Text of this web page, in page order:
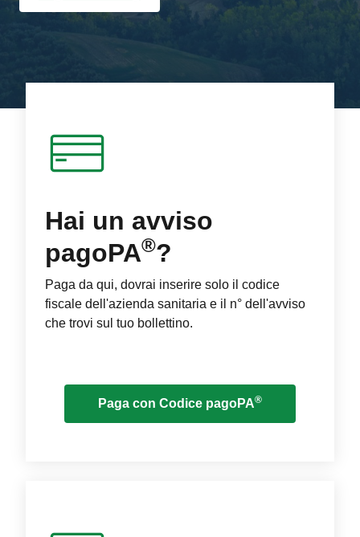
Hai un avviso
pagoPA®?
Paga da qui, dovrai inserire solo il codice
fiscale dell'azienda sanitaria e il n° dell'avviso
che trovi sul tuo bollettino.
Paga con Codice pagoPA®